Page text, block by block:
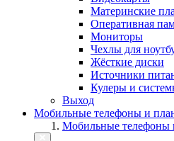
Материнские
Оперативная
Мониторы
Чехлы для
Жёсткие диски
Источники
Кулеры и
Выход
Мобильные телефоны и
Мобильные телефоны